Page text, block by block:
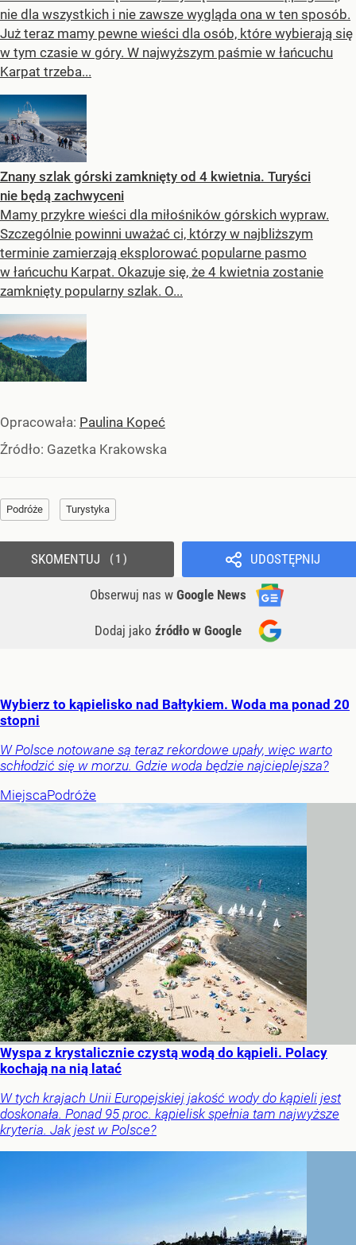
nie dla wszystkich i nie zawsze wygląda ona w ten sposób.
Już teraz mamy pewne wieści dla osób, które wybierają się
w tym czasie w góry. W najwyższym paśmie w łańcuchu
Karpat trzeba...
Znany szlak górski zamknięty od 4 kwietnia. Turyści
nie będą zachwyceni
Mamy przykre wieści dla miłośników górskich wypraw.
Szczególnie powinni uważać ci, którzy w najbliższym
terminie zamierzają eksplorować popularne pasmo
w łańcuchu Karpat. Okazuje się, że 4 kwietnia zostanie
zamknięty popularny szlak. O...
Opracowała: Paulina Kopeć
Źródło: Gazetka Krakowska
Podróże Turystyka
UDOSTĘPNIJ
Obserwuj nas w Google News
Dodaj jako źródło w Google
SKOMENTUJ 1
Wybierz to kąpielisko nad Bałtykiem. Woda ma ponad 20
stopni
W Polsce notowane są teraz rekordowe upały, więc warto
schłodzić się w morzu. Gdzie woda będzie najcieplejsza?
MiejscaPodróże
Wyspa z krystalicznie czystą wodą do kąpieli. Polacy
kochają na nią latać
W tych krajach Unii Europejskiej jakość wody do kąpieli jest
doskonała. Ponad 95 proc. kąpielisk spełnia tam najwyższe
kryteria. Jak jest w Polsce?